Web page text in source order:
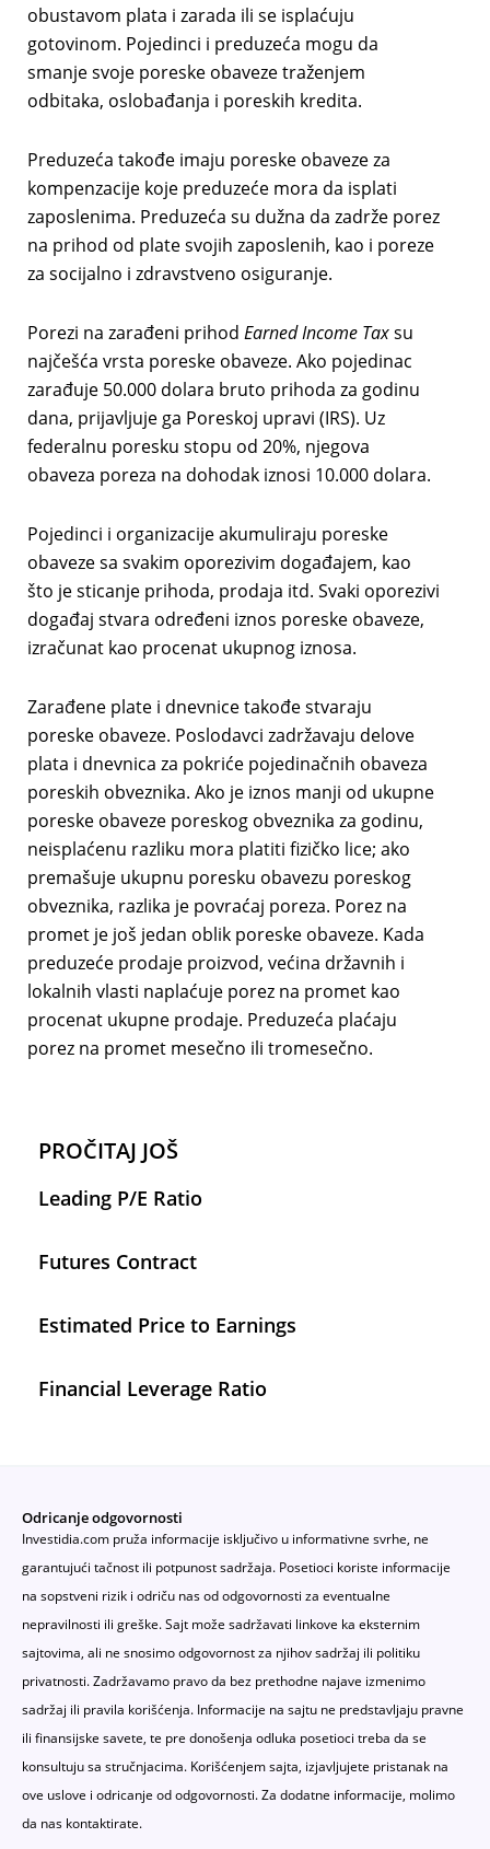
obustavom plata i zarada ili se isplaćuju
gotovinom. Pojedinci i preduzeća mogu da
smanje svoje poreske obaveze traženjem
odbitaka, oslobađanja i poreskih kredita.
Preduzeća takođe imaju poreske obaveze za
kompenzacije koje preduzeće mora da isplati
zaposlenima. Preduzeća su dužna da zadrže porez
na prihod od plate svojih zaposlenih, kao i poreze
za socijalno i zdravstveno osiguranje.
Porezi na zarađeni prihod Earned Income Taxsu
najčešća vrsta poreske obaveze. Ako pojedinac
zarađuje 50.000 dolara bruto prihoda za godinu
dana, prijavljuje ga Poreskoj upravi (IRS). Uz
federalnu poresku stopu od 20%, njegova
obaveza poreza na dohodak iznosi 10.000 dolara.
Pojedinci i organizacije akumuliraju poreske
obaveze sa svakim oporezivim događajem, kao
što je sticanje prihoda, prodaja itd. Svaki oporezivi
događaj stvara određeni iznos poreske obaveze,
izračunat kao procenat ukupnog iznosa.
Zarađene plate i dnevnice takođe stvaraju
poreske obaveze. Poslodavci zadržavaju delove
plata i dnevnica za pokriće pojedinačnih obaveza
poreskih obveznika. Ako je iznos manji od ukupne
poreske obaveze poreskog obveznika za godinu,
neisplaćenu razliku mora platiti fizičko lice; ako
premašuje ukupnu poresku obavezu poreskog
obveznika, razlika je povraćaj poreza. Porez na
promet je još jedan oblik poreske obaveze. Kada
preduzeće prodaje proizvod, većina državnih i
lokalnih vlasti naplaćuje porez na promet kao
procenat ukupne prodaje. Preduzeća plaćaju
porez na promet mesečno ili tromesečno.
PROČITAJ JOŠ
Leading P/E Ratio
Futures Contract
Estimated Price to Earnings
Financial Leverage Ratio
Odricanje odgovornosti
Investidia.com pruža informacije isključivo u informativne svrhe, ne
garantujući tačnost ili potpunost sadržaja. Posetioci koriste informacije
na sopstveni rizik i odriču nas od odgovornosti za eventualne
nepravilnosti ili greške. Sajt može sadržavati linkove ka eksternim
sajtovima, ali ne snosimo odgovornost za njihov sadržaj ili politiku
privatnosti. Zadržavamo pravo da bez prethodne najave izmenimo
sadržaj ili pravila korišćenja. Informacije na sajtu ne predstavljaju pravne
ili finansijske savete, te pre donošenja odluka posetioci treba da se
konsultuju sa stručnjacima. Korišćenjem sajta, izjavljujete pristanak na
ove uslove i odricanje od odgovornosti. Za dodatne informacije, molimo
da nas kontaktirate.